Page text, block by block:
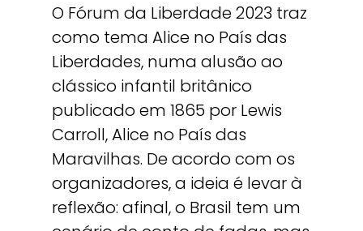
O Fórum da Liberdade 2023 traz
como tema Alice no País das
Liberdades, numa alusão ao
clássico infantil britânico
publicado em 1865 por Lewis
Carroll, Alice no País das
Maravilhas. De acordo com os
organizadores, a ideia é levar à
reflexão: afinal, o Brasil tem um